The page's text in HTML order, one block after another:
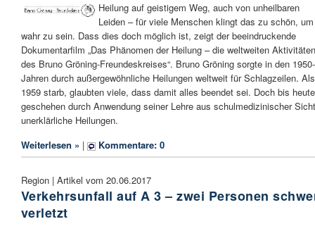
Heilung auf geistigem Weg, auch von unheilbaren
Leiden – für viele Menschen klingt das zu schön, um
wahr zu sein. Dass dies doch möglich ist, zeigt der beeindruckende
Dokumentarfilm „Das Phänomen der Heilung – die weltweiten Aktivitäten
des Bruno Gröning-Freundeskreises“. Bruno Gröning sorgte in den
Jahren durch außergewöhnliche Heilungen weltweit für Schlagzeilen.
1959 starb, glaubten viele, dass damit alles beendet sei. Doch bis heute
geschehen durch Anwendung seiner Lehre aus schulmedizinischer Sicht
unerklärliche Heilungen.
Weiterlesen » | Kommentare: 0
Region | Artikel vom 20.06.2017
Verkehrsunfall auf A 3 – zwei Personen
verletzt